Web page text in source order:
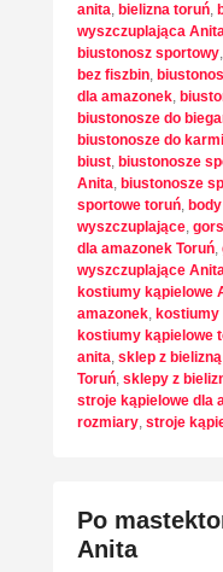
anita, bielizna toruń,
wyszczuplająca
biustonosz sportowy,
bez fiszbin,
dla amazonek,
biustonosze do
biustonosze do
biust, biustonosze
Anita, biustonosze
sportowe toruń,
wyszczuplające,
dla amazonek Toruń,
wyszczuplające
kostiumy kąpielowe
amazonek, kostiumy
kostiumy kąpielowe
anita, sklep z
Toruń, sklepy z
stroje kąpielowe dla
rozmiary, stroje
Po
Anita